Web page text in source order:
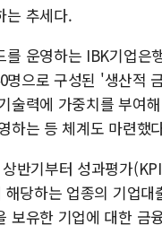
는 추세다.
운영하는 IBK기업은
으로 구성된 '생산적
술력에 가중치를 부여
하는 등 체계도 마련했
상반기부터 성과평가
당하는 업종의 기업
보유한 기업에 대한 금